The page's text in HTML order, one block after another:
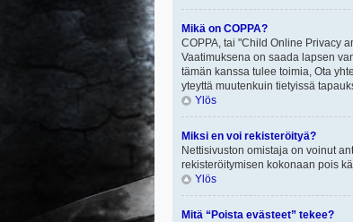
Mikä on COPPA?
COPPA, tai "Child Online Privacy
Vaatimuksena on saada lapsen
tämän kanssa tulee toimia, Ota
yteyttä muutenkuin tietyissä
Ylös
Miksi en voi rekisteröityä?
Nettisivuston omistaja on voinut
rekisteröitymisen kokonaan pois
Ylös
Mitä “Poista evästeet” tekee?